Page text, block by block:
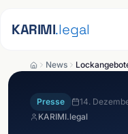
KARIMI.legal
News
Presse 14.
KARIMI.legal